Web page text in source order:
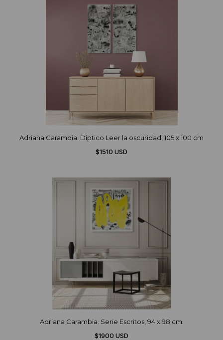
Adriana Carambia. Díptico Leer la oscuridad, 105 x 100 cm
$1510 USD
Adriana Carambia. Serie Escritos, 94 x 98 cm.
$1900 USD